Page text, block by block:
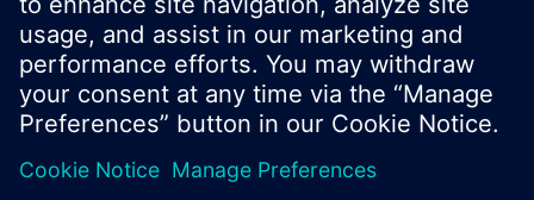
© Siemens Switzerland Ltd. Building Technologies
Group - 2016
Le portefeuille des produits peut varier en